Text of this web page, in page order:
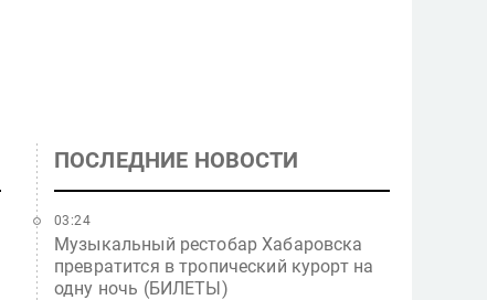
ПОСЛЕДНИЕ НОВОСТИ
Музыкальный рестобар Хабаровска
превратится в тропический курорт на
одну ночь (БИЛЕТЫ)
03:24